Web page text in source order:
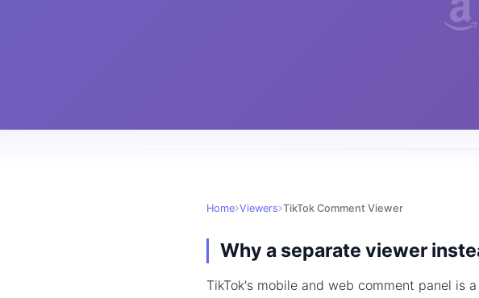
Home Viewers TikTok Comment Viewer
Why a separate viewer
TikTok's mobile and web comment panel is